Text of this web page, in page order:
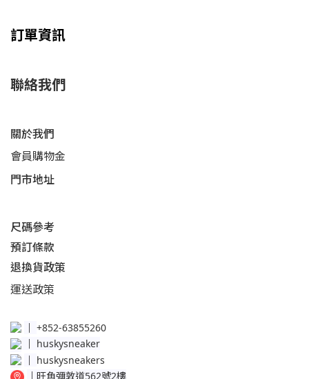
訂單資訊
聯絡我們
關於我們
會員購物金
門市地址
尺碼參考
預訂條款
退換貨政策​
運送政策​
│ +852-63855260
huskysneaker
│ huskysneakers
│ 旺角彌敦道562號2樓